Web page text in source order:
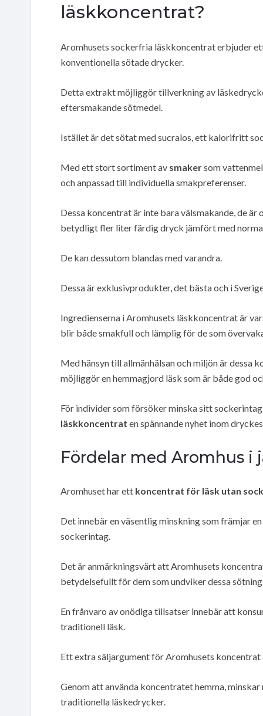
läskkoncentrat?
Aromhusets sockerfria läskkoncentrat erbjuder
konventionella sötade drycker.
Detta extrakt möjliggör tillverkning av
eftersmakande sötmedel.
Istället är det sötat med sucralos, ett kalorifritt
Med ett stort sortiment av smakersom
och anpassad till individuella smakpreferenser.
Dessa koncentrat är inte bara välsmakande, de
betydligt fler liter färdig dryck jämfört med
De kan dessutom blandas med varandra.
Dessa är exklusivprodukter, det bästa och i
Ingredienserna i Aromhusets läskkoncentrat är
blir både smakfull och lämplig för de som
Med hänsyn till allmänhälsan och miljön är dessa
möjliggör en hemmagjord läsk som är både god
För individer som försöker minska sitt
läskkoncentrat en spännande nyhet inom
Fördelar med Aromhus i
Aromhuset har ett koncentrat för läsk utan
Det innebär en väsentlig minskning som främjar en
sockerintag.
Det är anmärkningsvärt att Aromhusets
betydelsefullt för dem som undviker dessa
En frånvaro av onödiga tillsatser innebär att
traditionell läsk.
Ett extra säljargument för Aromhusets koncentrat
Genom att använda koncentratet hemma,
traditionella läskedrycker.